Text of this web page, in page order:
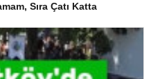
Sıra Çatı Katta